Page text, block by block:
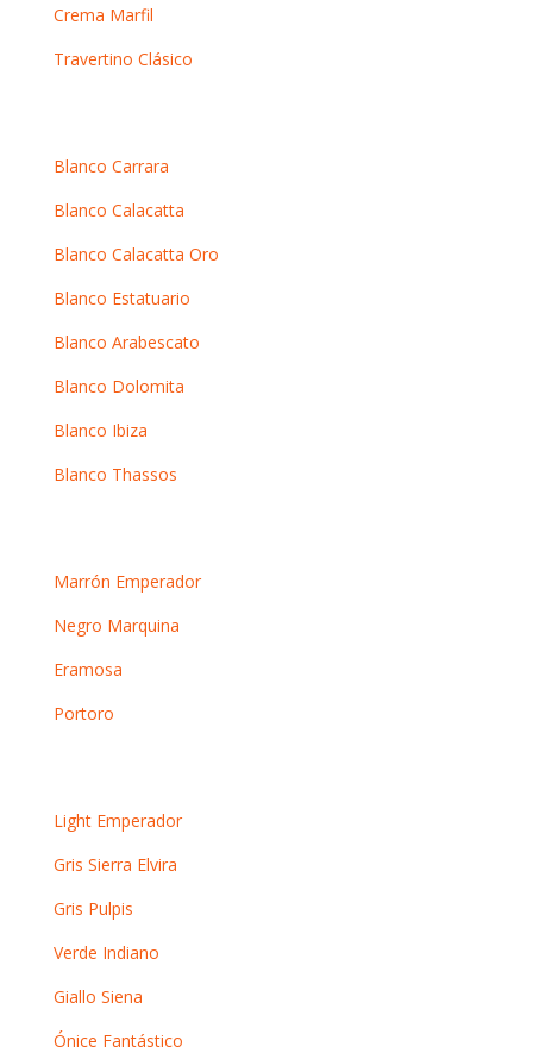
Crema Marfil
Travertino Clásico
Blanco Carrara
Blanco Calacatta
Blanco Calacatta Oro
Blanco Estatuario
Blanco Arabescato
Blanco Dolomita
Blanco Ibiza
Blanco Thassos
Marrón Emperador
Negro Marquina
Eramosa
Portoro
Light Emperador
Gris Sierra Elvira
Gris Pulpis
Verde Indiano
Giallo Siena
Ónice Fantástico